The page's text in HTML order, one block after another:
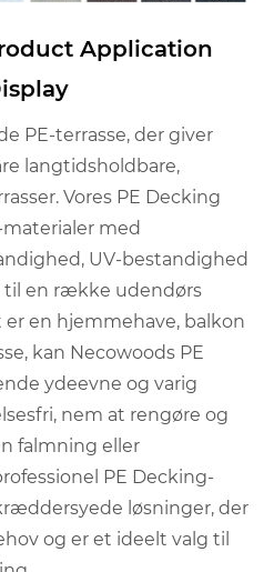
Application
PE-terrasse, der giver
langtidsholdbare,
Vores PE Decking
med
UV-bestandighed
til en række udendørs
en hjemmehave, balkon
kan Necowoods PE
ydeevne og varig
nem at rengøre og
falmning eller
PE Decking-
løsninger, der
og er et ideelt valg til